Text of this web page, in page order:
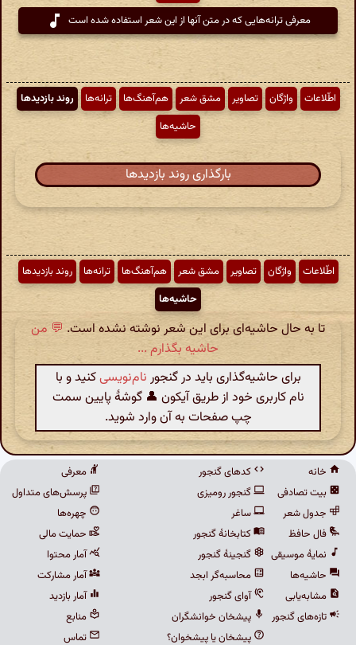
معرفی ترانه‌هایی که در متن آنها از این شعر استفاده شده است
اطّلاعات واژگان تصاویر مشق شعر هم‌آهنگ‌ها ترانه‌ها
روند بازدیدها
حاشیه‌ها
بارگذاری روند بازدیدها
اطّلاعات واژگان تصاویر مشق شعر هم‌آهنگ‌ها ترانه‌ها
روند بازدیدها
حاشیه‌ها
تا به حال حاشیه‌ای برای این شعر نوشته نشده است. 💬 من
حاشیه بگذارم ...
برای حاشیه‌گذاری باید در گنجور نام‌نویسیکنید و با
نام کاربری خود از طریق آیکون 👤 گوشهٔ پایین سمت
چپ صفحات به آن وارد شوید.
خانه
بیت تصادفی
جدول شعر
فال حافظ
نمایهٔ موسیقی
حاشیه‌ها
مشابه‌یابی
تازه‌های گنجور
کدهای گنجور
گنجور رومیزی
ساغر
کتابخانهٔ گنجور
گنجینهٔ گنجور
محاسبه‌گر ابجد
آوای گنجور
پیشخان خوانشگران
پیشخان یا پیشخوان؟
معرفی
پرسش‌های متداول
چهره‌ها
حمایت مالی
آمار محتوا
آمار مشارکت
آمار بازدید
منابع
تماس